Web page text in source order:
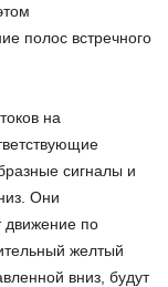
полос встречного
на
сигналы и
Они
движение по
желтый
вниз, будут